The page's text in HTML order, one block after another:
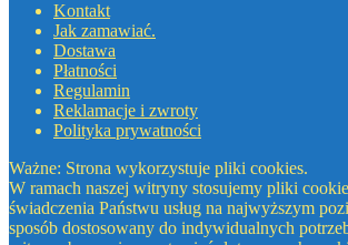
Kontakt
Jak zamawiać.
Dostawa
Płatności
Regulamin
Reklamacje i zwroty
Polityka prywatności
Ważne: Strona wykorzystuje pliki cookies.
W ramach naszej witryny stosujemy pliki
świadczenia Państwu usług na najwyższym
sposób dostosowany do indywidualnych